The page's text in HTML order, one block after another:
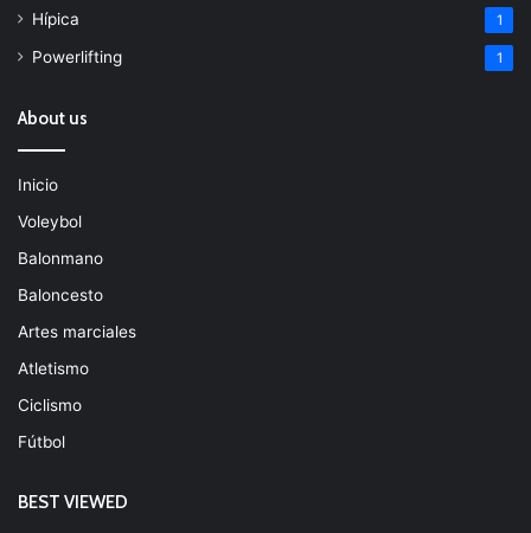
Hípica 1
Powerlifting 1
About us
Inicio
Voleybol
Balonmano
Baloncesto
Artes marciales
Atletismo
Ciclismo
Fútbol
BEST VIEWED